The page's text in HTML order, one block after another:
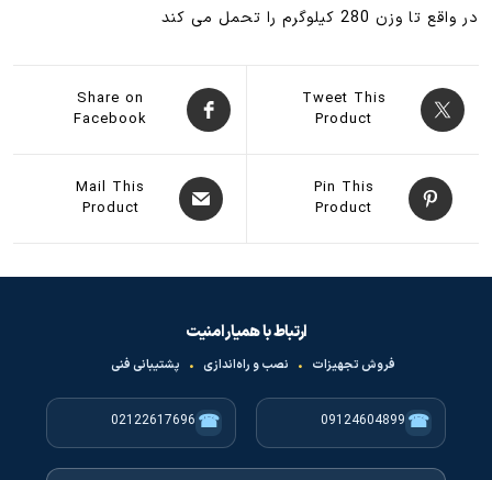
در واقع تا وزن 280 کیلوگرم را تحمل می کند
Tweet This
Product
Share on
Facebook
Pin This
Product
Mail This
Product
ارتباط با همیار امنیت
فروش تجهیزات • نصب و راه‌اندازی • پشتیبانی فنی
☎
09124604899
☎
02122617696